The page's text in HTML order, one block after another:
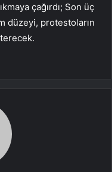
çağırdı; Son üç
düzeyi, protestoların